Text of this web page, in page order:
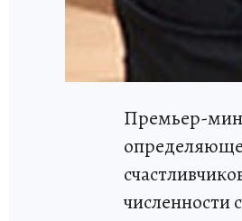
Премьер-
численности